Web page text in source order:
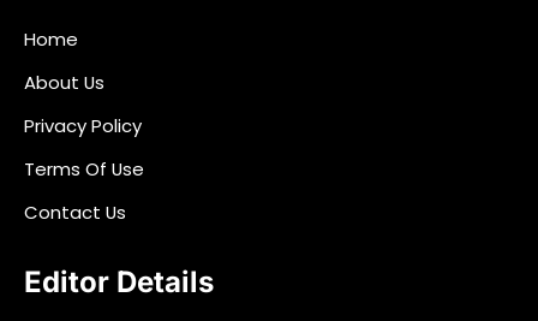
Home
About Us
Privacy Policy
Terms Of Use
Contact Us
Editor Details